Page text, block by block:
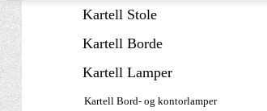
Kartell Stole
Kartell Borde
Kartell Lamper
Kartell Bord- og kontorlamper